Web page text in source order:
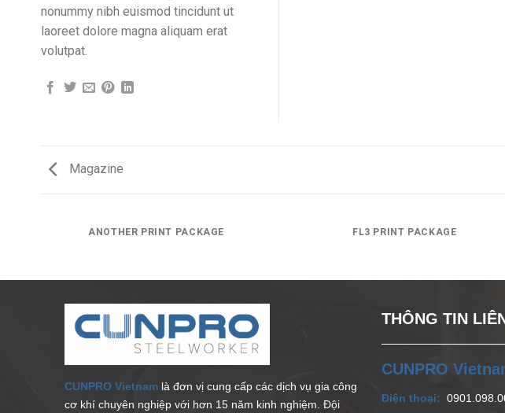
nonummy nibh euismod tincidunt ut
laoreet dolore magna aliquam erat
volutpat.
Magazine
ANOTHER PRINT PACKAGE FL3 PRINT PACKAGE
CUNPRO Vietnam là đơn vị cung cấp các dịch vụ gia công
cơ khí chuyên nghiệp với hơn 15 năm kinh nghiệm. Đội
THÔNG TIN
CUNPRO
Điện thoại: